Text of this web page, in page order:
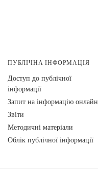
ПУБЛІЧНА ІНФОРМАЦІЯ
Доступ до публічної
інформації
Запит на інформацію онлайн
Звіти
Методичні матеріали
Облік публічної інформації